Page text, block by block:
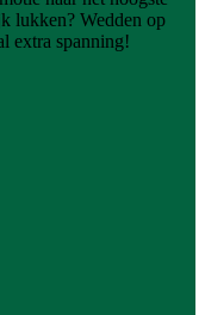
lukken? Wedden op
extra spanning!